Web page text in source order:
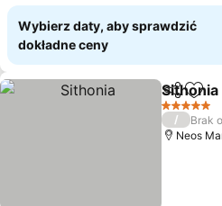
Wybierz daty, aby sprawdzić
dokładne ceny
Udostępnij
Sithonia
5 Kategoria
/
Brak
Neos